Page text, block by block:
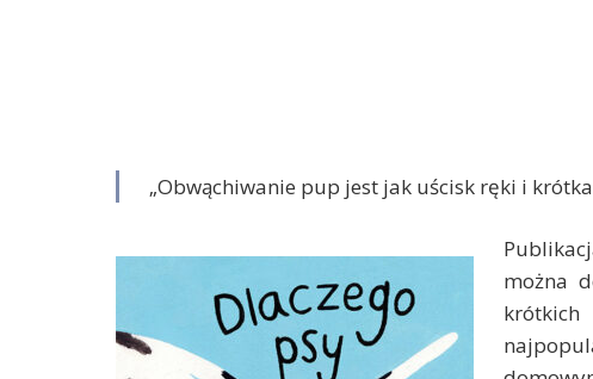
„Obwąchiwanie pup jest jak uścisk ręki i
można